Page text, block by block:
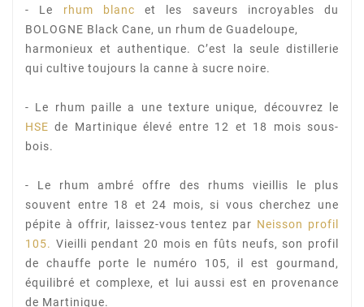
- Le rhum blanc et les saveurs incroyables du
BOLOGNE Black Cane, un rhum de Guadeloupe,
harmonieux et authentique. C’est la seule distillerie
qui cultive toujours la canne à sucre noire.
- Le rhum paille a une texture unique, découvrez le
HSE de Martinique élevé entre 12 et 18 mois sous-
bois.
- Le rhum ambré offre des rhums vieillis le plus
souvent entre 18 et 24 mois, si vous cherchez une
pépite à offrir, laissez-vous tentez par Neisson profil
105. Vieilli pendant 20 mois en fûts neufs, son profil
de chauffe porte le numéro 105, il est gourmand,
équilibré et complexe, et
lui aussi est en provenance
de Martinique.